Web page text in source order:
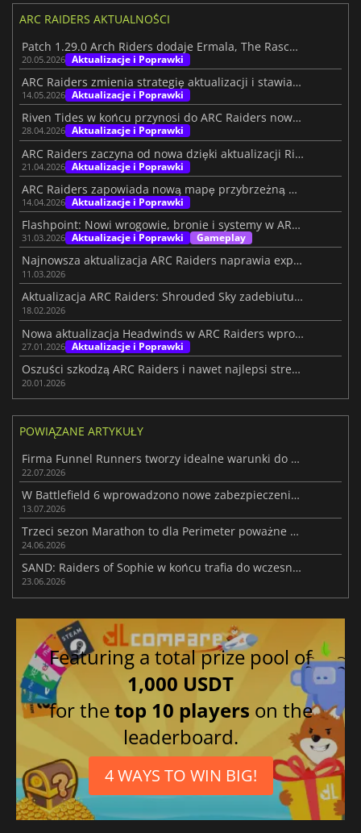
ARC RAIDERS AKTUALNOŚCI
Patch 1.29.0 Arch Riders dodaje Ermala, The Rascal i duże zmiany PvE
20.05.2026 Aktualizacje i Poprawki
ARC Raiders zmienia strategię aktualizacji i stawia na ryzykowny ruch
14.05.2026 Aktualizacje i Poprawki
Riven Tides w końcu przynosi do ARC Raiders nową mapę
28.04.2026 Aktualizacje i Poprawki
ARC Raiders zaczyna od nowa dzięki aktualizacji Riven Tides
21.04.2026 Aktualizacje i Poprawki
ARC Raiders zapowiada nową mapę przybrzeżną w nadchodzącej aktualizacji
14.04.2026 Aktualizacje i Poprawki
Flashpoint: Nowi wrogowie, bronie i systemy w ARC Raiders
31.03.2026 Aktualizacje i Poprawki Gameplay
Najnowsza aktualizacja ARC Raiders naprawia exploity i usprawnia łupy
11.03.2026
Aktualizacja ARC Raiders: Shrouded Sky zadebiutuje 24 lutego
18.02.2026
Nowa aktualizacja Headwinds w ARC Raiders wprowadza dziś wymagające dodatki
27.01.2026 Aktualizacje i Poprawki
Oszuści szkodzą ARC Raiders i nawet najlepsi streamerzy mają dość
20.01.2026
POWIĄZANE ARTYKUŁY
Firma Funnel Runners tworzy idealne warunki do osiągnięcia sukcesu
22.07.2026
W Battlefield 6 wprowadzono nowe zabezpieczenia by walczyć z oszustami z PC
13.07.2026
Trzeci sezon Marathon to dla Perimeter poważne ulepszenie
24.06.2026
SAND: Raiders of Sophie w końcu trafia do wczesnego dostępu
23.06.2026
Featuring a total prize pool of
1,000 USDT
for thetop 10 players on the
leaderboard.
4 WAYS TO WIN BIG!